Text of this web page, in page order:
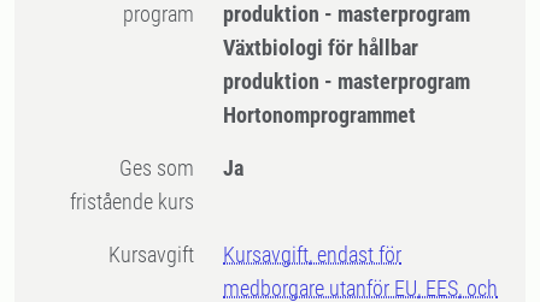
program
produktion - masterprogram
Växtbiologi för hållbar
produktion - masterprogram
Hortonomprogrammet
Ges som
fristående kurs
Ja
Kursavgift
Kursavgift, endast för
medborgare utanför EU, EES, och